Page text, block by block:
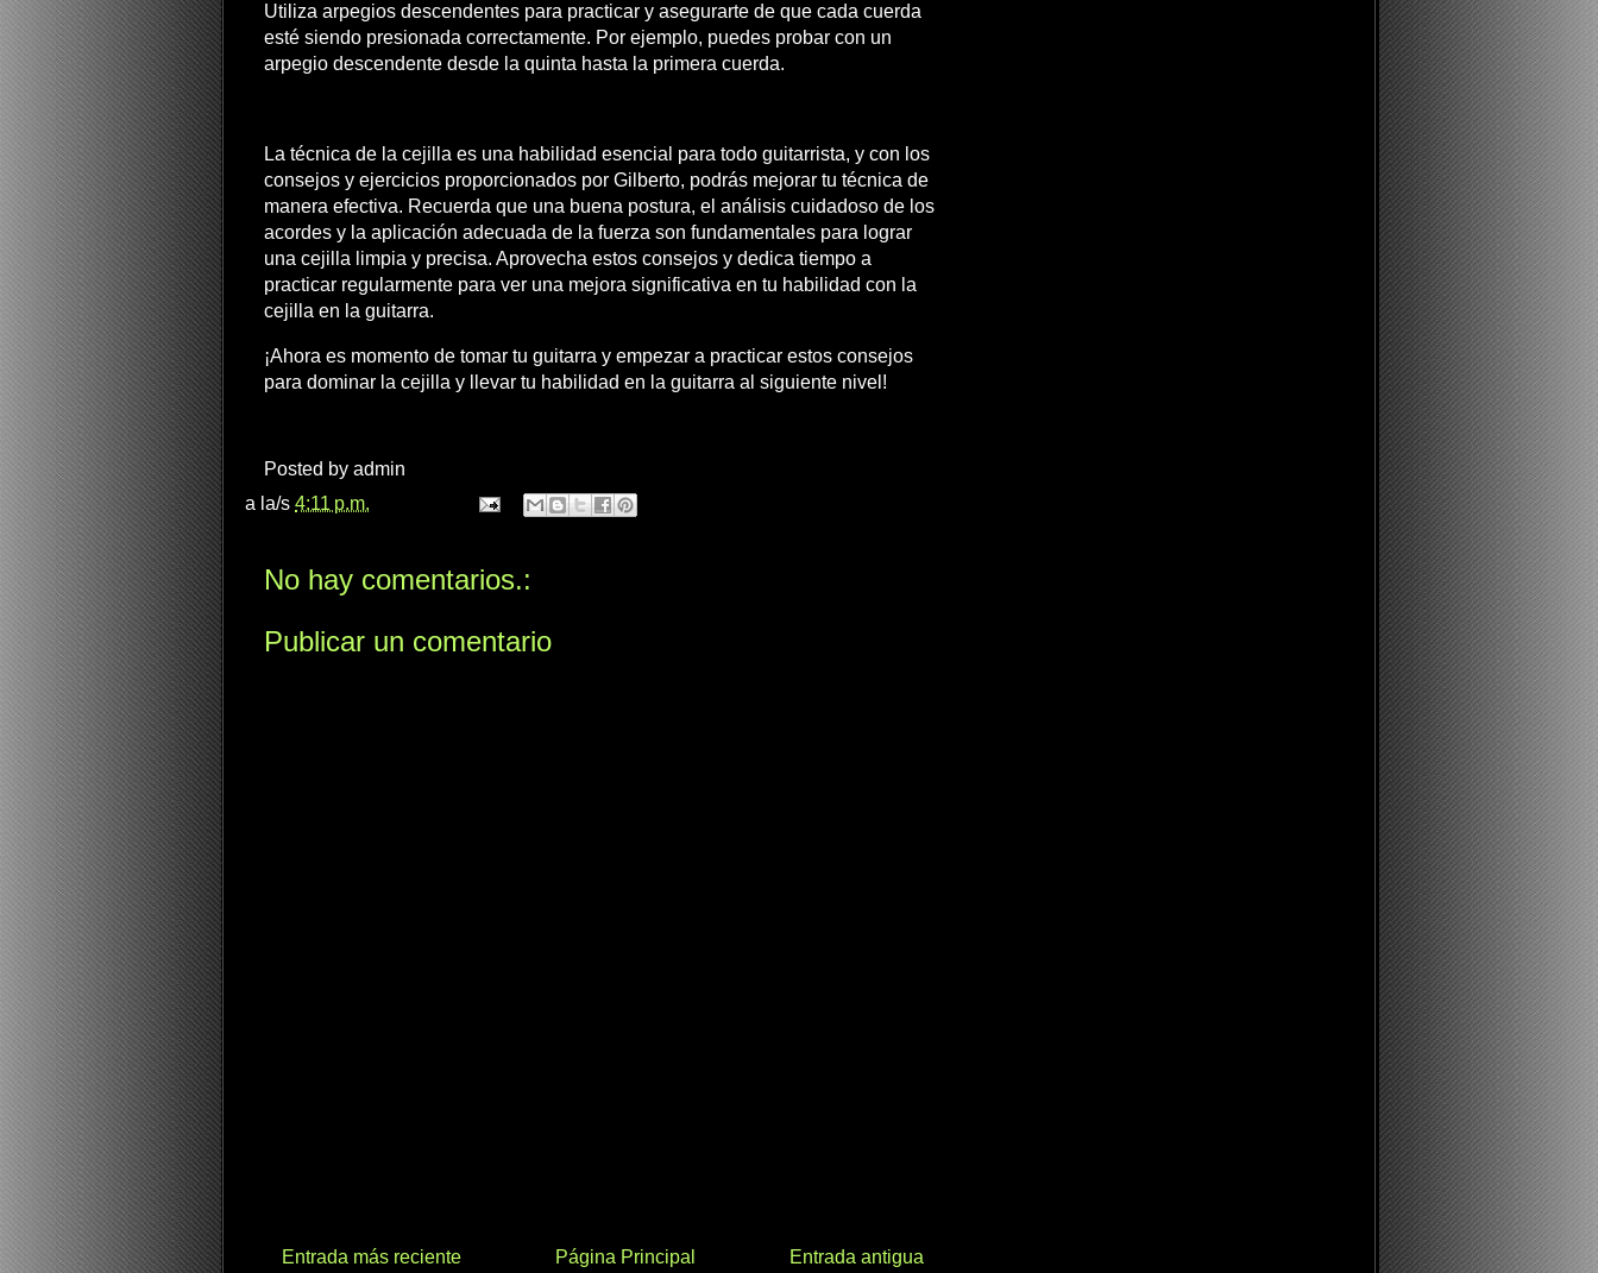
Utiliza arpegios descendentes para practicar y asegurarte de que cada cuerda
esté siendo presionada correctamente. Por ejemplo, puedes probar con un
arpegio descendente desde la quinta hasta la primera cuerda.
La técnica de la cejilla es una habilidad esencial para todo guitarrista, y con los
consejos y ejercicios proporcionados por Gilberto, podrás mejorar tu técnica de
manera efectiva. Recuerda que una buena postura, el análisis cuidadoso de los
acordes y la aplicación adecuada de la fuerza son fundamentales para lograr
una cejilla limpia y precisa. Aprovecha estos consejos y dedica tiempo a
practicar regularmente para ver una mejora significativa en tu habilidad con la
cejilla en la guitarra.
¡Ahora es momento de tomar tu guitarra y empezar a practicar estos consejos
para dominar la cejilla y llevar tu habilidad en la guitarra al siguiente nivel!
Posted by admin
a la/s 4:11 p.m.
No hay comentarios.:
Publicar un comentario
Entrada más reciente Entrada antigua
Página Principal